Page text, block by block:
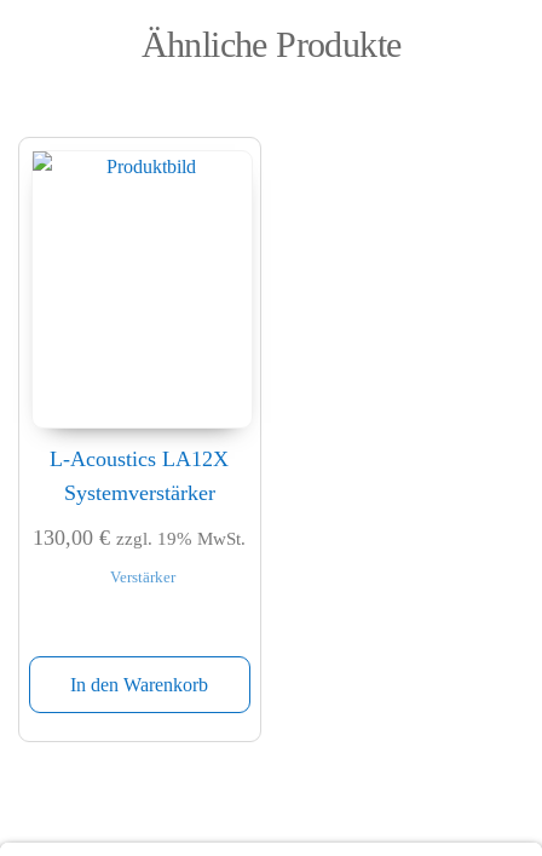
Ähnliche Produkte
L-Acoustics LA12X
Systemverstärker
130,00€ zzgl. 19% MwSt.
Verstärker
In den Warenkorb